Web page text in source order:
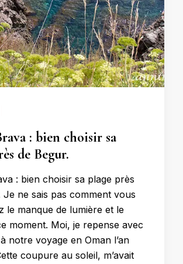
: bien choisir sa
de Begur.
: bien choisir sa plage près
Je ne sais pas comment vous
le manque de lumière et le
moment. Moi, je repense avec
notre voyage en Oman l’an
coupure au soleil, m’avait